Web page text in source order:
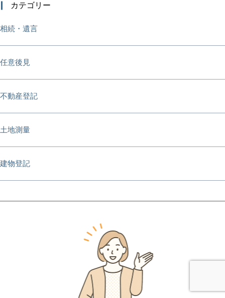
カテゴリー
相続・遺言
任意後見
不動産登記
土地測量
建物登記